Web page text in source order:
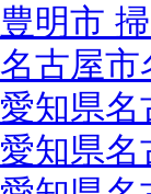
豊明市
名古屋
愛知県
愛知県